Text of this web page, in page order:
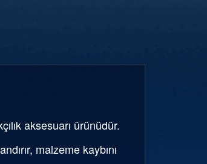
aksesuarı ürünüdür.
malzeme kaybını